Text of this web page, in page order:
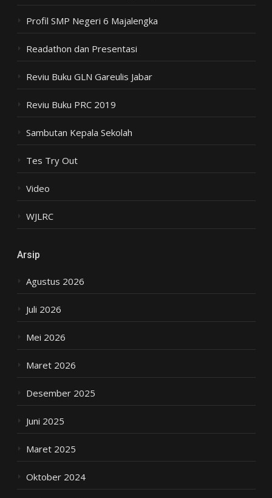
Profil SMP Negeri 6 Majalengka
Readathon dan Presentasi
Reviu Buku GLN Gareulis Jabar
Reviu Buku PRC 2019
Sambutan Kepala Sekolah
Tes Try Out
Video
WJLRC
Arsip
Agustus 2026
Juli 2026
Mei 2026
Maret 2026
Desember 2025
Juni 2025
Maret 2025
Oktober 2024